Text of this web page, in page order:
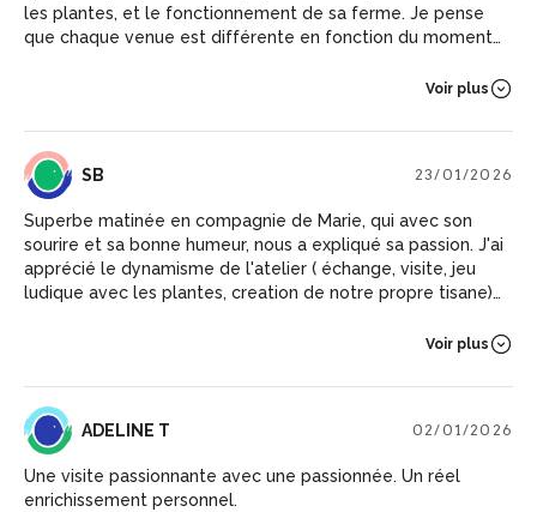
les plantes, et le fonctionnement de sa ferme. Je pense
que chaque venue est différente en fonction du moment
Voir plus
S SB 23/01/2026
Superbe matinée en compagnie de Marie, qui avec son
sourire et sa bonne humeur, nous a expliqué sa passion. J'ai
apprécié le dynamisme de l'atelier ( échange, visite, jeu
ludique avec les plantes, creation de notre propre tisane).
Voir plus
AT ADELINE T 02/01/2026
Une visite passionnante avec une passionnée. Un réel
enrichissement personnel.